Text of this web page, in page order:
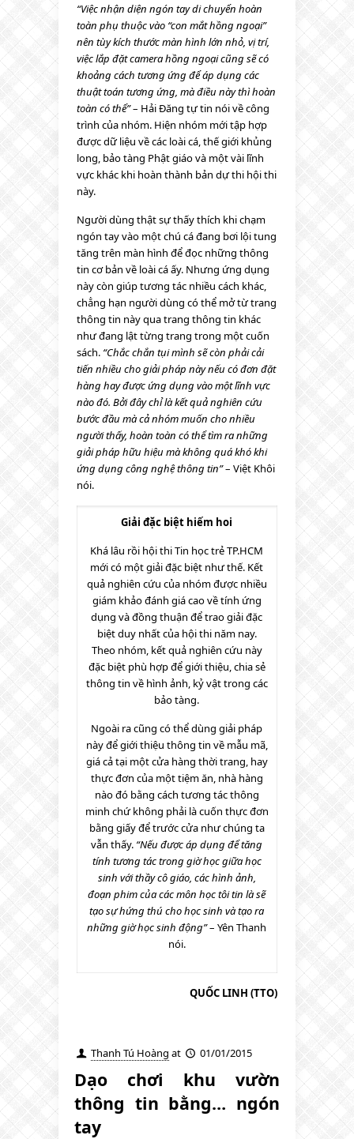
“Việc nhận diện ngón tay di chuyển hoàn
toàn phụ thuộc vào “con mắt hồng ngoại”
nên tùy kích thước màn hình lớn nhỏ, vị trí,
việc lắp đặt camera hồng ngoại cũng sẽ có
khoảng cách tương ứng để áp dụng các
thuật toán tương ứng, mà điều này thì hoàn
toàn có thể”– Hải Đăng tự tin nói về công
trình của nhóm. Hiện nhóm mới tập hợp
được dữ liệu về các loài cá, thế giới khủng
long, bảo tàng Phật giáo và một vài lĩnh
vực khác khi hoàn thành bản dự thi hội thi
này.
Người dùng thật sự thấy thích khi chạm
ngón tay vào một chú cá đang bơi lội tung
tăng trên màn hình để đọc những thông
tin cơ bản về loài cá ấy. Nhưng ứng dụng
này còn giúp tương tác nhiều cách khác,
chẳng hạn người dùng có thể mở từ trang
thông tin này qua trang thông tin khác
như đang lật từng trang trong một cuốn
sách. “Chắc chắn tụi mình sẽ còn phải cải
tiến nhiều cho giải pháp này nếu có đơn đặt
hàng hay được ứng dụng vào một lĩnh vực
nào đó. Bởi đây chỉ là kết quả nghiên cứu
bước đầu mà cả nhóm muốn cho nhiều
người thấy, hoàn toàn có thể tìm ra những
giải pháp hữu hiệu mà không quá khó khi
ứng dụng công nghệ thông tin”– Việt Khôi
nói.
Giải đặc biệt hiếm hoi
Khá lâu rồi hội thi Tin học trẻ TP.HCM
mới có một giải đặc biệt như thế. Kết
quả nghiên cứu của nhóm được nhiều
giám khảo đánh giá cao về tính ứng
dụng và đồng thuận để trao giải đặc
biệt duy nhất của hội thi năm nay.
Theo nhóm, kết quả nghiên cứu này
đặc biệt phù hợp để giới thiệu, chia sẻ
thông tin về hình ảnh, kỷ vật trong các
bảo tàng.
Ngoài ra cũng có thể dùng giải pháp
này để giới thiệu thông tin về mẫu mã,
giá cả tại một cửa hàng thời trang, hay
thực đơn của một tiệm ăn, nhà hàng
nào đó bằng cách tương tác thông
minh chứ không phải là cuốn thực đơn
bằng giấy để trước cửa như chúng ta
vẫn thấy. “Nếu được áp dụng để tăng
tính tương tác trong giờ học giữa học
sinh với thầy cô giáo, các hình ảnh,
đoạn phim của các môn học tôi tin là sẽ
tạo sự hứng thú cho học sinh và tạo ra
những giờ học sinh động”– Yên Thanh
nói.
QUỐC LINH (TTO)
Thanh Tú Hoàng at 01/01/2015
Dạo chơi khu vườn
thông tin bằng… ngón
tay